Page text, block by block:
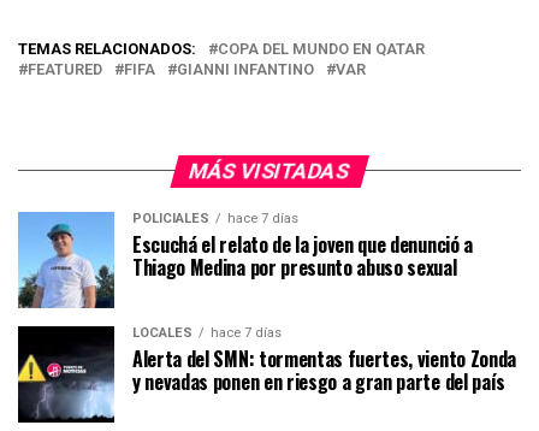
TEMAS RELACIONADOS:
COPA DEL MUNDO EN QATAR
FEATURED
FIFA GIANNI INFANTINO VAR
MÁS VISITADAS
POLICIALES hace 7 días
Escuchá el relato de la joven que denunció a
Thiago Medina por presunto abuso sexual
LOCALES hace 7 días
Alerta del SMN: tormentas fuertes, viento Zonda
y nevadas ponen en riesgo a gran parte del país